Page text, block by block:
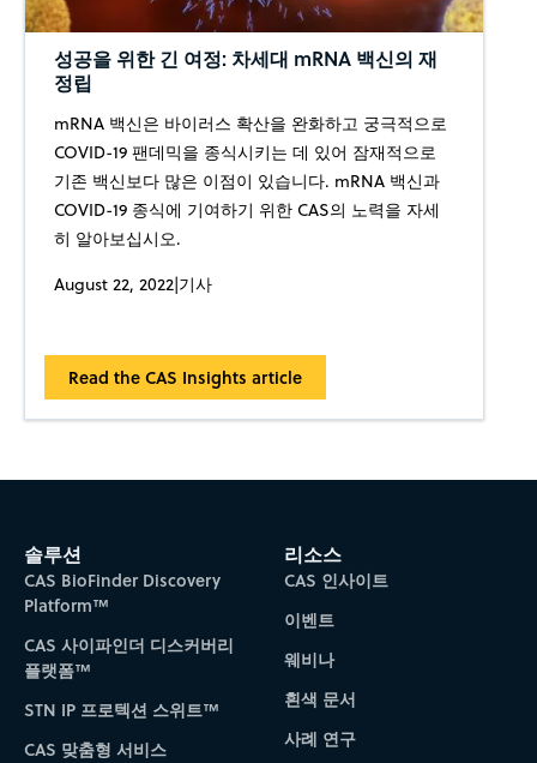
성공을 위한 긴 여정: 차세대 mRNA 백신의 재
정립
mRNA 백신은 바이러스 확산을 완화하고 궁극적으로
COVID-19 팬데믹을 종식시키는 데 있어 잠재적으로
기존 백신보다 많은 이점이 있습니다. mRNA 백신과
COVID-19 종식에 기여하기 위한 CAS의 노력을 자세
히 알아보십시오.
August 22, 2022|기사
Read the CAS Insights article
솔루션
CAS BioFinder Discovery
Platform™
CAS 사이파인더 디스커버리
플랫폼™
STN IP 프로텍션 스위트™
CAS 맞춤형 서비스
리소스
CAS 인사이트
이벤트
웨비나
흰색 문서
사례 연구